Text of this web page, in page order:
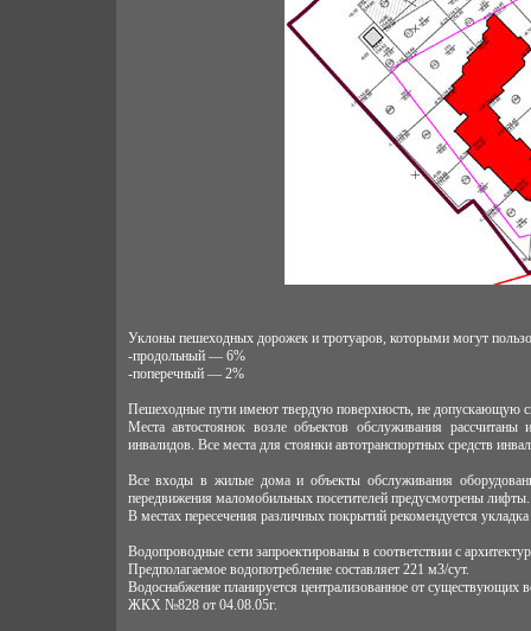
Уклоны пешеходных дорожек и тротуаров, которыми могут
-продольный — 6%
-поперечный — 2%
Пешеходные пути имеют твердую поверхность, не допускающую
Места автостоянок возле объектов обслуживания
инвалидов. Все места для стоянки автотранспортных средств
Все входы в жилые дома и объекты обслуживания
передвижения маломобильных посетителей предусмотрены лифты.
В местах пересечения различных покрытий рекомендуется
Водопроводные сети запроектированы в соответствии с
Предполагаемое водопотребление составляет 221 м3/сут.
Водоснабжение планируется централизованное от
ЖКХ №828 от 04.08.05г.